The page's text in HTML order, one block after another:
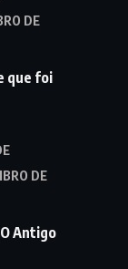
DE
que foi
DE
Antigo